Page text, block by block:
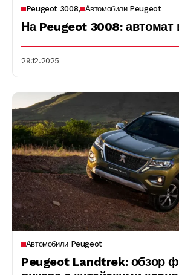
Peugeot 3008 Автомобили Peugeot
На Peugeot 3008: автомат
29.12.2025
Автомобили Peugeot
Peugeot Landtrek: обзор